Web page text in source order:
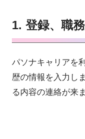
1. 登録、職
パソナキャリアを
歴の情報を入力し
る内容の連絡が来ま